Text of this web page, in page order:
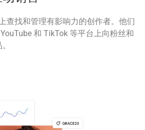
查找和管理有影响力的创作者。他们
和 TikTok 等平台上向粉丝和